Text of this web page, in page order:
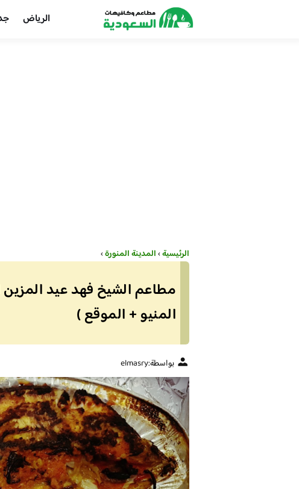
الرياض
الرئيسية›المدينة المنورة›
مطاعم الشيخ فهد عيد المزين
المنيو + الموقع )
بواسطة:elmasry